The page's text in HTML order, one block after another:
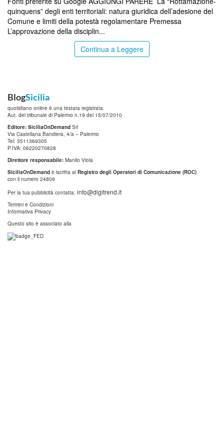
quinquens” degli enti territoriali: natura giuridica dell’adesione del
Comune e limiti della potestà regolamentare Premessa
L’approvazione della disciplin...
Continua a Leggere
BlogSicilia
quotidiano online è una testata registrata.
Aut. del tribunale di Palermo n.19 del 15/07/2010
Editore: SiciliaOnDemand Srl
Via Castellana Bandiera, 4/a – Palermo
Tel: 3511369305
P.IVA: 06220270828
Direttore responsabile: Manlio Viola
SiciliaOnDemand è iscritta al Registro degli Operatori di Comunicazione (ROC)
con il numero 24809
Per la tua pubblicità contatta: info@digitrend.it
Termini e Condizioni
Informativa Privacy
Questo sito è associato alla